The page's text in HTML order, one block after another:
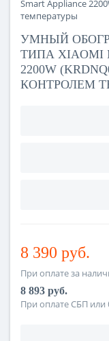
УМНЫЙ
ТИПА XIAOMI
2200W
КОНТРОЛЕМ
8 390 руб.
При оплате за
8 893 руб.
При оплате СБП или